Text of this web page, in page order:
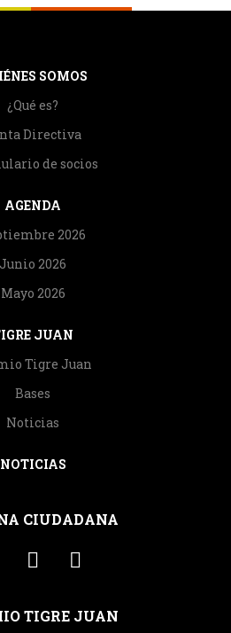
SOMOS
¿Qué es?
Directiva
de socios
AGENDA
2026
Junio 2026
Mayo 2026
JUAN
Tigre Juan
Bases
Noticias
NOTICIAS
CIUDADANA
TIGRE JUAN